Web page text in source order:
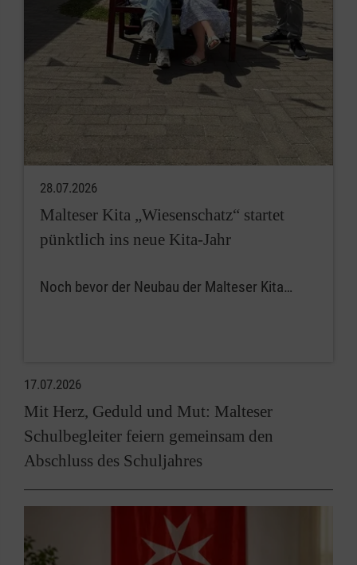
28.07.2026
Malteser Kita „Wiesenschatz“ startet
pünktlich ins neue Kita-Jahr
Noch bevor der Neubau der Malteser Kita…
17.07.2026
Mit Herz, Geduld und Mut: Malteser
Schulbegleiter feiern gemeinsam den
Abschluss des Schuljahres